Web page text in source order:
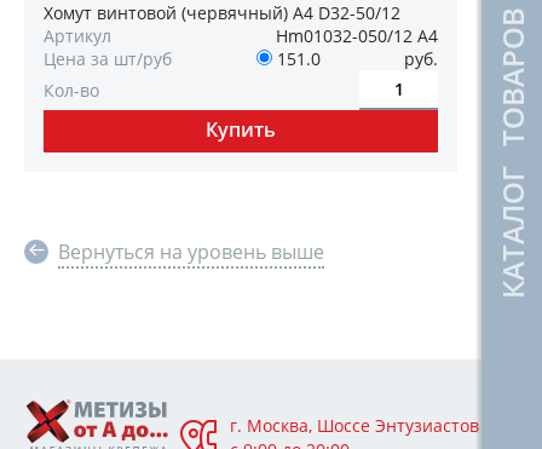
КАТАЛОГ ТОВАРОВ
Хомут винтовой (червячный) A4 D32-50/12
Артикул
Hm01032-050/12 A4
Цена за шт/руб
151.0
руб.
Кол-во
Вернуться на уровень выше
г. Москва, Шоссе Энтузиастов 76А,